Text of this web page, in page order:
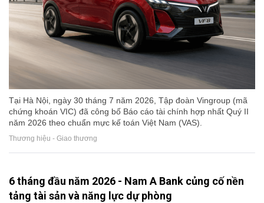
Tại Hà Nội, ngày 30 tháng 7 năm 2026, Tập đoàn Vingroup (mã
chứng khoán VIC) đã công bố Báo cáo tài chính hợp nhất Quý II
năm 2026 theo chuẩn mực kế toán Việt Nam (VAS).
Thương hiệu - Giao thương
6 tháng đầu năm 2026 - Nam A Bank củng cố nền
tảng tài sản và năng lực dự phòng